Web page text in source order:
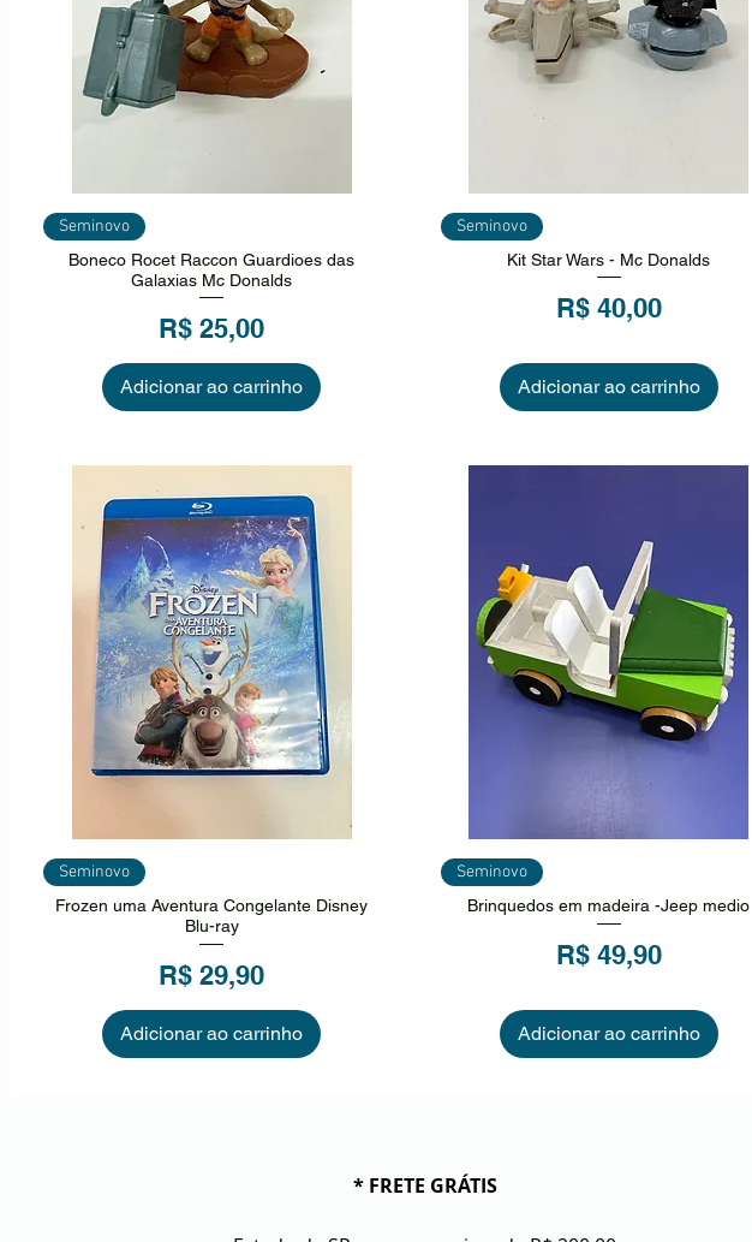
Visualização rápida
Seminovo
Boneco Rocet Raccon Guardioes das
Galaxias Mc Donalds
Preço
R$ 25,00
Adicionar ao carrinho
Visualização rápida
Seminovo
Kit Star Wars - Mc Donalds
Preço
R$ 40,00
Adicionar ao carrinho
Visualização rápida
Seminovo
Frozen uma Aventura Congelante Disney
Blu-ray
Preço
R$ 29,90
Adicionar ao carrinho
Visualização rápida
Seminovo
Brinquedos em madeira -Jeep medio
Preço
R$ 49,90
Adicionar ao carrinho
* FRETE GRÁTIS